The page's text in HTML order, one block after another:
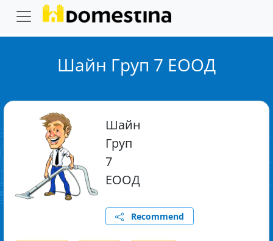
Шайн Груп 7 ЕООД
Шайн
Груп
7
ЕООД
Recommend